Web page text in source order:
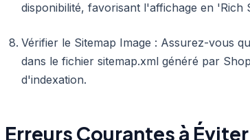
disponibilité, favorisant l'affichage en 'Rich
Vérifier le Sitemap Image : Assurez-vous
dans le fichier sitemap.xml généré par
d'indexation.
Erreurs Courantes à Éviter